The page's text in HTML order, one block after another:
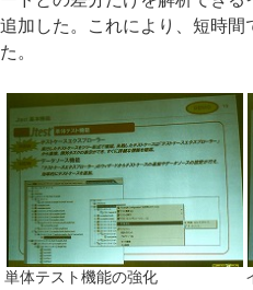
追加した。これにより、短時間
た。
単体テスト機能の強化